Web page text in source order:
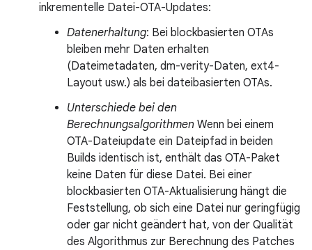
inkrementelle Datei-OTA-Updates:
Datenerhaltung: Bei blockbasierten OTAs
bleiben mehr Daten erhalten
(Dateimetadaten, dm-verity-Daten, ext4-
Layout usw.) als bei dateibasierten OTAs.
Unterschiede bei den
Berechnungsalgorithmen Wenn bei einem
OTA-Dateiupdate ein Dateipfad in beiden
Builds identisch ist, enthält das OTA-Paket
keine Daten für diese Datei. Bei einer
blockbasierten OTA-Aktualisierung hängt die
Feststellung, ob sich eine Datei nur geringfügig
oder gar nicht geändert hat, von der Qualität
des Algorithmus zur Berechnung des Patches